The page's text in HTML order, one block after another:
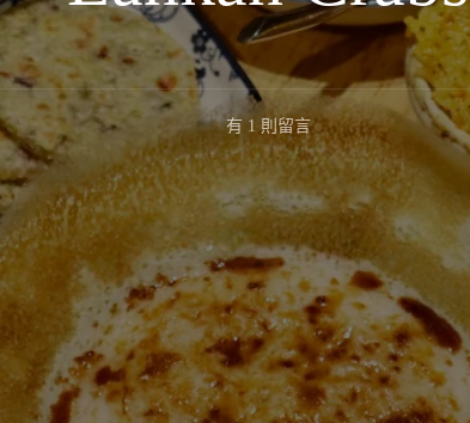
在
〈【吉
隆
坡】
斯
里
蘭
卡
有 1 則留言